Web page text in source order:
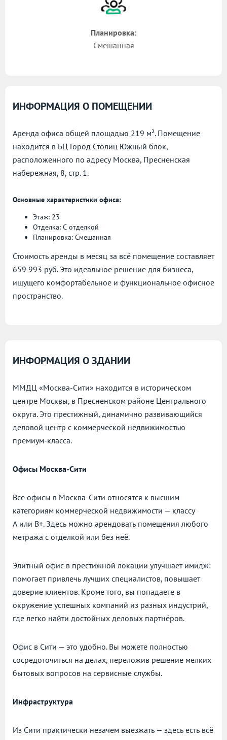
Планировка:
Смешанная
ИНФОРМАЦИЯ О ПОМЕЩЕНИИ
Аренда офиса общей площадью 219 м². Помещение
находится в БЦ Город Столиц Южный блок,
расположенного по адресу Москва, Пресненская
набережная, 8, стр. 1.
Основные характеристики офиса:
Этаж: 23
Отделка: С отделкой
Планировка: Смешанная
Стоимость аренды в месяц за всё помещение составляет
659 993 руб. Это идеальное решение для бизнеса,
ищущего комфортабельное и функциональное офисное
пространство.
ИНФОРМАЦИЯ О ЗДАНИИ
ММДЦ «Москва-Сити» находится в историческом
центре Москвы, в Пресненском районе Центрального
округа. Это престижный, динамично развивающийся
деловой центр с коммерческой недвижимостью
премиум-класса.
Офисы Москва-Сити
Все офисы в Москва-Сити относятся к высшим
категориям коммерческой недвижимости — классу
А или В+. Здесь можно арендовать помещения любого
метража с отделкой или без неё.
Элитный офис в престижной локации улучшает имидж:
помогает привлечь лучших специалистов, повышает
доверие клиентов. Кроме того, вы попадаете в
окружение успешных компаний из разных индустрий,
где легко найти достойных деловых партнёров.
Офис в Сити — это удобно. Вы можете полностью
сосредоточиться на делах, переложив решение мелких
бытовых вопросов на сервисные службы.
Инфраструктура
Из Сити практически незачем выезжать — здесь есть всё